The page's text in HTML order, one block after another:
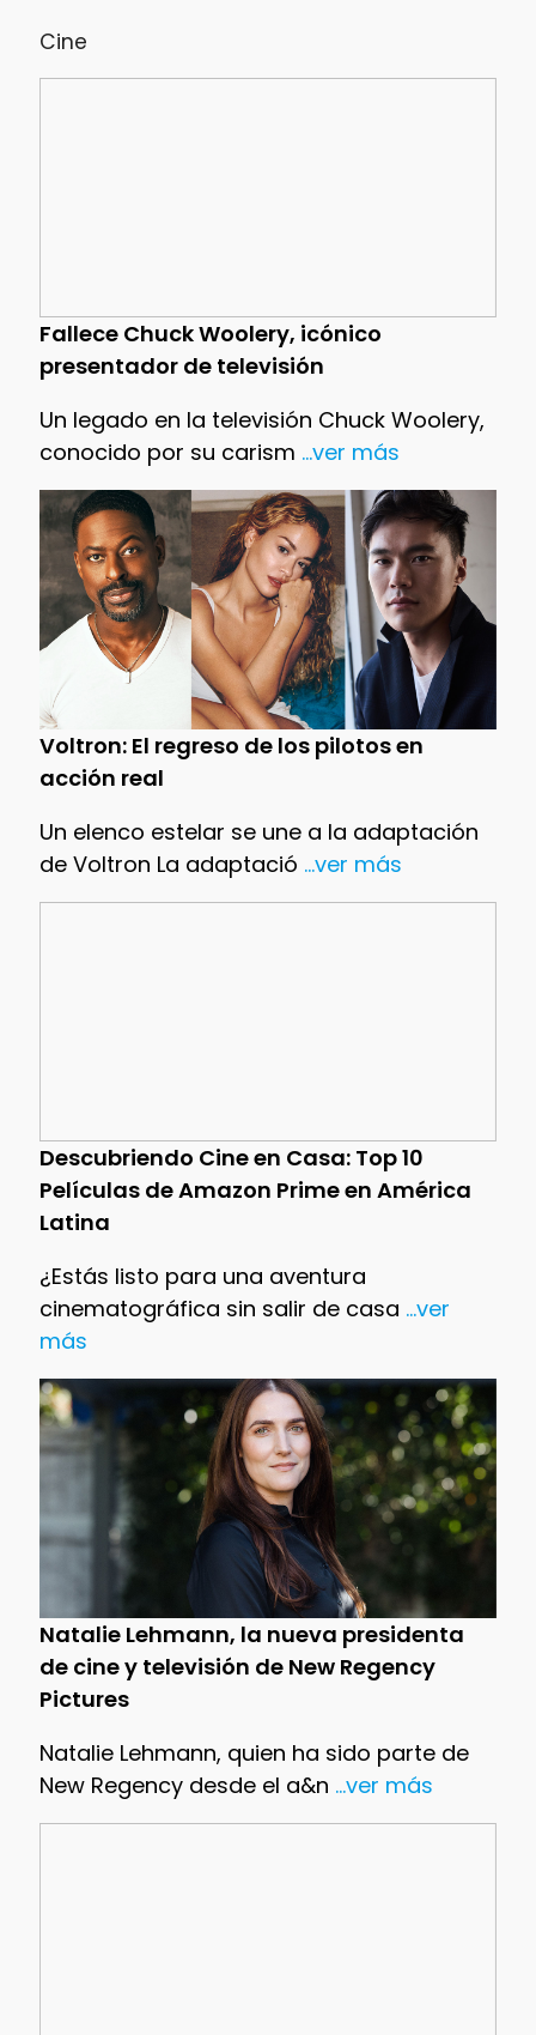
Cine
Fallece Chuck Woolery, icónico
presentador de televisión
Un legado en la televisión Chuck Woolery,
conocido por su carism ...ver más
Voltron: El regreso de los pilotos en
acción real
Un elenco estelar se une a la adaptación
de Voltron La adaptació ...ver más
Descubriendo Cine en Casa: Top 10
Películas de Amazon Prime en América
Latina
¿Estás listo para una aventura
cinematográfica sin salir de casa ...ver
más
Natalie Lehmann, la nueva presidenta
de cine y televisión de New Regency
Pictures
Natalie Lehmann, quien ha sido parte de
New Regency desde el a&n ...ver más